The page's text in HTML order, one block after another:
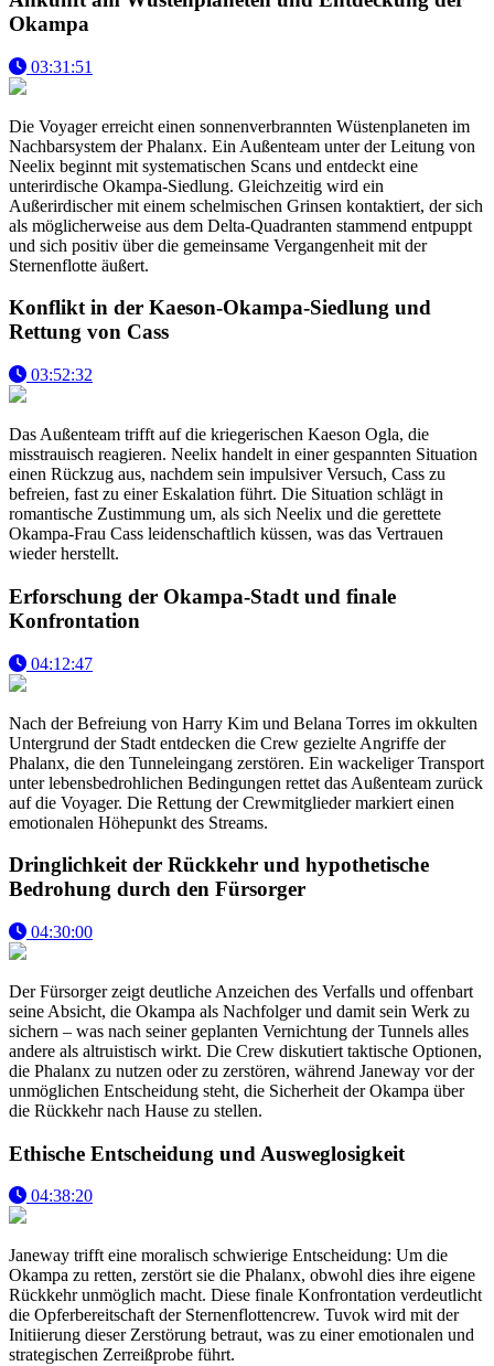
Okampa
03:31:51
Die Voyager erreicht einen sonnenverbrannten Wüstenplaneten im
Nachbarsystem der Phalanx. Ein Außenteam unter der Leitung von
Neelix beginnt mit systematischen Scans und entdeckt eine
unterirdische Okampa-Siedlung. Gleichzeitig wird ein
Außerirdischer mit einem schelmischen Grinsen kontaktiert, der sich
als möglicherweise aus dem Delta-Quadranten stammend entpuppt
und sich positiv über die gemeinsame Vergangenheit mit der
Sternenflotte äußert.
Konflikt in der Kaeson-Okampa-Siedlung und
Rettung von Cass
03:52:32
Das Außenteam trifft auf die kriegerischen Kaeson Ogla, die
misstrauisch reagieren. Neelix handelt in einer gespannten Situation
einen Rückzug aus, nachdem sein impulsiver Versuch, Cass zu
befreien, fast zu einer Eskalation führt. Die Situation schlägt in
romantische Zustimmung um, als sich Neelix und die gerettete
Okampa-Frau Cass leidenschaftlich küssen, was das Vertrauen
wieder herstellt.
Erforschung der Okampa-Stadt und finale
Konfrontation
04:12:47
Nach der Befreiung von Harry Kim und Belana Torres im okkulten
Untergrund der Stadt entdecken die Crew gezielte Angriffe der
Phalanx, die den Tunneleingang zerstören. Ein wackeliger Transport
unter lebensbedrohlichen Bedingungen rettet das Außenteam zurück
auf die Voyager. Die Rettung der Crewmitglieder markiert einen
emotionalen Höhepunkt des Streams.
Dringlichkeit der Rückkehr und hypothetische
Bedrohung durch den Fürsorger
04:30:00
Der Fürsorger zeigt deutliche Anzeichen des Verfalls und offenbart
seine Absicht, die Okampa als Nachfolger und damit sein Werk zu
sichern – was nach seiner geplanten Vernichtung der Tunnels alles
andere als altruistisch wirkt. Die Crew diskutiert taktische Optionen,
die Phalanx zu nutzen oder zu zerstören, während Janeway vor der
unmöglichen Entscheidung steht, die Sicherheit der Okampa über
die Rückkehr nach Hause zu stellen.
Ethische Entscheidung und Ausweglosigkeit
04:38:20
Janeway trifft eine moralisch schwierige Entscheidung: Um die
Okampa zu retten, zerstört sie die Phalanx, obwohl dies ihre eigene
Rückkehr unmöglich macht. Diese finale Konfrontation verdeutlicht
die Opferbereitschaft der Sternenflottencrew. Tuvok wird mit der
Initiierung dieser Zerstörung betraut, was zu einer emotionalen und
strategischen Zerreißprobe führt.